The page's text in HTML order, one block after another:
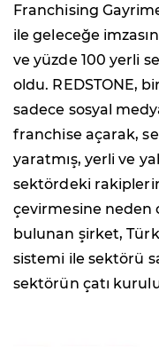
Franchising
ile geleceğe
ve yüzde 100 yerli
oldu. REDSTONE,
sadece sosyal
franchise açarak,
yaratmış, yerli ve
sektördeki
çevirmesine neden
bulunan şirket,
sistemi ile sektörü
sektörün çatı